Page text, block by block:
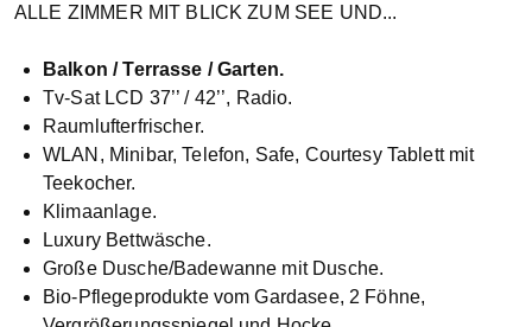
ALLE ZIMMER MIT BLICK ZUM SEE UND...
Balkon / Terrasse / Garten.
Tv-Sat LCD 37’’ / 42’’, Radio.
Raumlufterfrischer.
WLAN, Minibar, Telefon, Safe, Courtesy Tablett mit
Teekocher.
Klimaanlage.
Luxury Bettwäsche.
Große Dusche/Badewanne mit Dusche.
Bio-Pflegeprodukte vom Gardasee, 2 Föhne,